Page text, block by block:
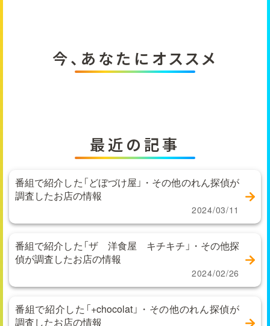
今、あなたにオススメ
最近の記事
番組で紹介した「どぼづけ屋」・その他のれん探偵が
調査したお店の情報
2024/03/11
番組で紹介した「ザ 洋食屋 キチキチ」・その他探
偵が調査したお店の情報
2024/02/26
番組で紹介した「+chocolat」・その他のれん探偵が
調査したお店の情報